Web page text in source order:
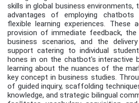
skills in global business environments,
advantages of employing chatbots
flexible learning experiences. These
provision of immediate feedback,
business scenarios, and the
support catering to individual
hones in on the chatbot's interactive
learning about the nuances of the
key concept in business studies.
of guided inquiry, scaffolding
knowledge, and strategic bilingual